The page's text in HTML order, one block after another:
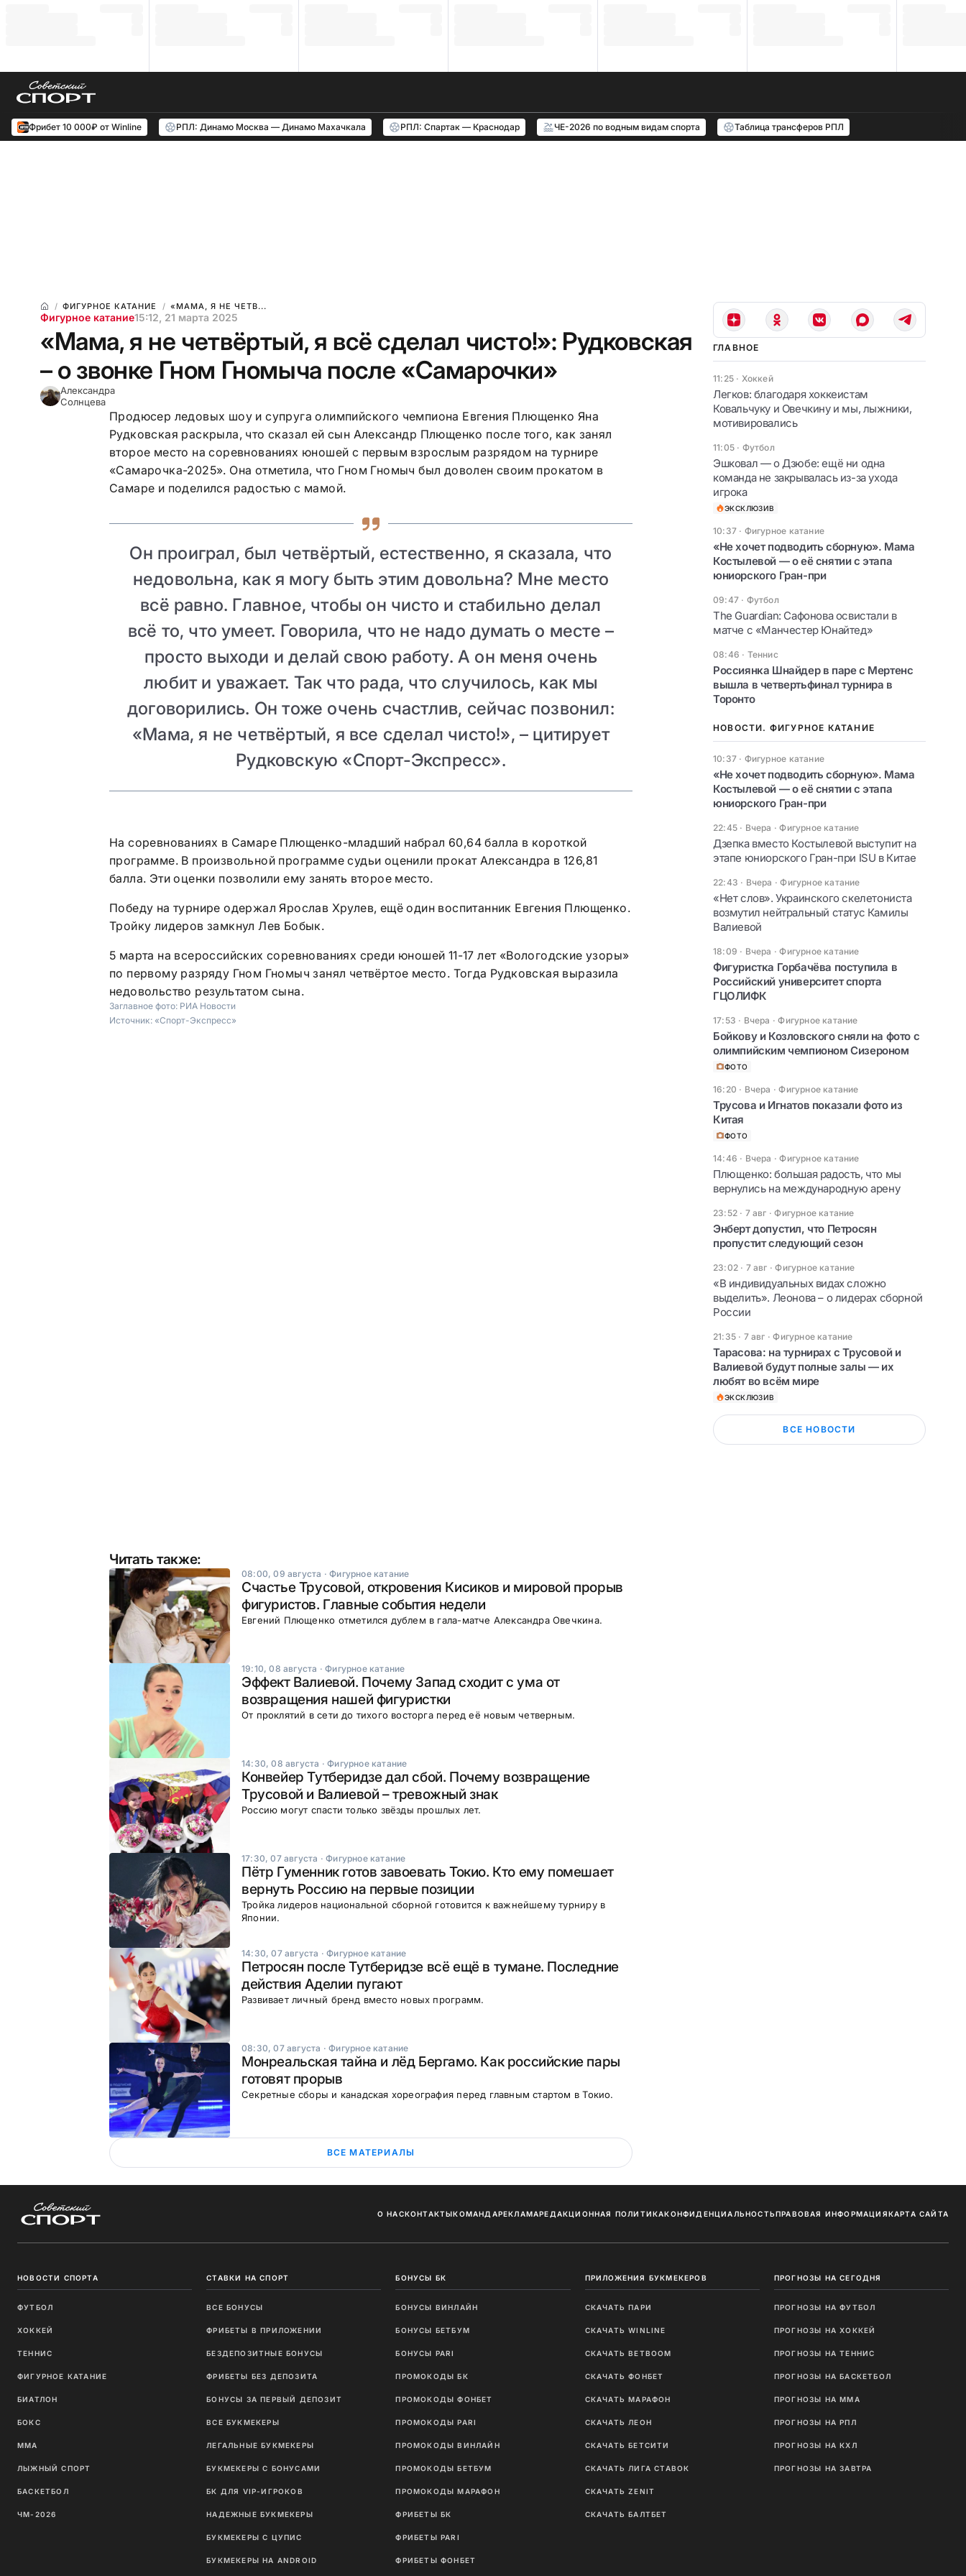
Фрибет 10 000₽ от Winline РПЛ: Динамо Москва — Динамо Махачкала РПЛ: Спартак — Краснодар ЧЕ-2026 по водным видам спорта Таблица трансферов РПЛ
ФИГУРНОЕ КАТАНИЕ «МАМА, Я НЕ ЧЕТВ...
Фигурное катание15:12, 21 марта 2025
«Мама, я не четвёртый, я всё сделал чисто!»: Рудковская
– о звонке Гном Гномыча после «Самарочки»
Александра
Солнцева
Продюсер ледовых шоу и супруга олимпийского чемпиона Евгения Плющенко Яна
Рудковская раскрыла, что сказал ей сын Александр Плющенко после того, как занял
второе место на соревнованиях юношей с первым взрослым разрядом на турнире
«Самарочка-2025». Она отметила, что Гном Гномыч был доволен своим прокатом в
Самаре и поделился радостью с мамой.
Он проиграл, был четвёртый, естественно, я сказала, что
недовольна, как я могу быть этим довольна? Мне место
всё равно. Главное, чтобы он чисто и стабильно делал
всё то, что умеет. Говорила, что не надо думать о месте –
просто выходи и делай свою работу. А он меня очень
любит и уважает. Так что рада, что случилось, как мы
договорились. Он тоже очень счастлив, сейчас позвонил:
«Мама, я не четвёртый, я все сделал чисто!», – цитирует
Рудковскую «Спорт-Экспресс».
На соревнованиях в Самаре Плющенко-младший набрал 60,64 балла в короткой
программе. В произвольной программе судьи оценили прокат Александра в 126,81
балла. Эти оценки позволили ему занять второе место.
Победу на турнире одержал Ярослав Хрулев, ещё один воспитанник Евгения Плющенко.
Тройку лидеров замкнул Лев Бобык.
5 марта на всероссийских соревнованиях среди юношей 11-17 лет «Вологодские узоры»
по первому разряду Гном Гномыч занял четвёртое место. Тогда Рудковская выразила
недовольство результатом сына.
Заглавное фото: РИА Новости
Источник: «Спорт-Экспресс»
Читать также:
08:00, 09 августа ·Фигурное катание
Счастье Трусовой, откровения Кисиков и мировой прорыв
фигуристов. Главные события недели
Евгений Плющенко отметился дублем в гала-матче Александра Овечкина.
19:10, 08 августа ·Фигурное катание
Эффект Валиевой. Почему Запад сходит с ума от
возвращения нашей фигуристки
От проклятий в сети до тихого восторга перед её новым четверным.
14:30, 08 августа ·Фигурное катание
Конвейер Тутберидзе дал сбой. Почему возвращение
Трусовой и Валиевой – тревожный знак
Россию могут спасти только звёзды прошлых лет.
17:30, 07 августа ·Фигурное катание
Пётр Гуменник готов завоевать Токио. Кто ему помешает
вернуть Россию на первые позиции
Тройка лидеров национальной сборной готовится к важнейшему турниру в
Японии.
14:30, 07 августа ·Фигурное катание
Петросян после Тутберидзе всё ещё в тумане. Последние
действия Аделии пугают
Развивает личный бренд вместо новых программ.
08:30, 07 августа ·Фигурное катание
Монреальская тайна и лёд Бергамо. Как российские пары
готовят прорыв
Секретные сборы и канадская хореография перед главным стартом в Токио.
ВСЕ МАТЕРИАЛЫ
ГЛАВНОЕ
11:25 · Хоккей
Легков: благодаря хоккеистам
Ковальчуку и Овечкину и мы, лыжники,
мотивировались
11:05 · Футбол
Эшковал — о Дзюбе: ещё ни одна
команда не закрывалась из-за ухода
игрока
ЭКСКЛЮЗИВ
10:37 · Фигурное катание
«Не хочет подводить сборную». Мама
Костылевой — о её снятии с этапа
юниорского Гран-при
09:47 · Футбол
The Guardian: Сафонова освистали в
матче с «Манчестер Юнайтед»
08:46 · Теннис
Россиянка Шнайдер в паре с Мертенс
вышла в четвертьфинал турнира в
Торонто
НОВОСТИ. ФИГУРНОЕ КАТАНИЕ
10:37 · Фигурное катание
«Не хочет подводить сборную». Мама
Костылевой — о её снятии с этапа
юниорского Гран-при
22:45 · Вчера ·Фигурное катание
Дзепка вместо Костылевой выступит на
этапе юниорского Гран-при ISU в Китае
22:43 · Вчера ·Фигурное катание
«Нет слов». Украинского скелетониста
возмутил нейтральный статус Камилы
Валиевой
18:09 · Вчера ·Фигурное катание
Фигуристка Горбачёва поступила в
Российский университет спорта
ГЦОЛИФК
17:53 · Вчера ·Фигурное катание
Бойкову и Козловского сняли на фото с
олимпийским чемпионом Сизероном
ФОТО
16:20 · Вчера ·Фигурное катание
Трусова и Игнатов показали фото из
Китая
ФОТО
14:46 · Вчера ·Фигурное катание
Плющенко: большая радость, что мы
вернулись на международную арену
23:52 · 7 авг ·Фигурное катание
Энберт допустил, что Петросян
пропустит следующий сезон
23:02 · 7 авг ·Фигурное катание
«В индивидуальных видах сложно
выделить». Леонова – о лидерах сборной
России
21:35 · 7 авг ·Фигурное катание
Тарасова: на турнирах с Трусовой и
Валиевой будут полные залы — их
любят во всём мире
ЭКСКЛЮЗИВ
ВСЕ НОВОСТИ
О НАСКОНТАКТЫКОМАНДАРЕКЛАМАРЕДАКЦИОННАЯ ПОЛИТИКАКОНФИДЕНЦИАЛЬНОСТЬПРАВОВАЯ ИНФОРМАЦИЯКАРТА САЙТА
НОВОСТИ СПОРТА
ФУТБОЛ
ХОККЕЙ
ТЕННИС
ФИГУРНОЕ КАТАНИЕ
БИАТЛОН
БОКС
ММА
ЛЫЖНЫЙ СПОРТ
БАСКЕТБОЛ
ЧМ-2026
СТАВКИ НА СПОРТ
ВСЕ БОНУСЫ
ФРИБЕТЫ В ПРИЛОЖЕНИИ
БЕЗДЕПОЗИТНЫЕ БОНУСЫ
ФРИБЕТЫ БЕЗ ДЕПОЗИТА
БОНУСЫ ЗА ПЕРВЫЙ ДЕПОЗИТ
ВСЕ БУКМЕКЕРЫ
ЛЕГАЛЬНЫЕ БУКМЕКЕРЫ
БУКМЕКЕРЫ С БОНУСАМИ
БК ДЛЯ VIP-ИГРОКОВ
НАДЕЖНЫЕ БУКМЕКЕРЫ
БУКМЕКЕРЫ С ЦУПИС
БУКМЕКЕРЫ НА ANDROID
БОНУСЫ БК
БОНУСЫ ВИНЛАЙН
БОНУСЫ БЕТБУМ
БОНУСЫ PARI
ПРОМОКОДЫ БК
ПРОМОКОДЫ ФОНБЕТ
ПРОМОКОДЫ PARI
ПРОМОКОДЫ ВИНЛАЙН
ПРОМОКОДЫ БЕТБУМ
ПРОМОКОДЫ МАРАФОН
ФРИБЕТЫ БК
ФРИБЕТЫ PARI
ФРИБЕТЫ ФОНБЕТ
ПРИЛОЖЕНИЯ БУКМЕКЕРОВ
СКАЧАТЬ ПАРИ
СКАЧАТЬ WINLINE
СКАЧАТЬ BETBOOM
СКАЧАТЬ ФОНБЕТ
СКАЧАТЬ МАРАФОН
СКАЧАТЬ ЛЕОН
СКАЧАТЬ БЕТСИТИ
СКАЧАТЬ ЛИГА СТАВОК
СКАЧАТЬ ZENIT
СКАЧАТЬ БАЛТБЕТ
ПРОГНОЗЫ НА СЕГОДНЯ
ПРОГНОЗЫ НА ФУТБОЛ
ПРОГНОЗЫ НА ХОККЕЙ
ПРОГНОЗЫ НА ТЕННИС
ПРОГНОЗЫ НА БАСКЕТБОЛ
ПРОГНОЗЫ НА MMA
ПРОГНОЗЫ НА РПЛ
ПРОГНОЗЫ НА КХЛ
ПРОГНОЗЫ НА ЗАВТРА